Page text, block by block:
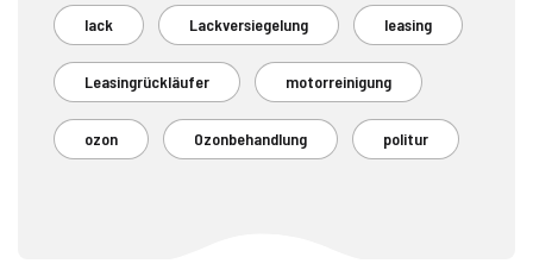
lack Lackversiegelung leasing
Leasingrückläufer motorreinigung
ozon Ozonbehandlung politur